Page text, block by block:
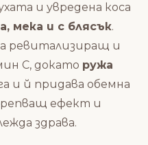
и увредена коса
мека и с блясък.
ревитализиращ и
С, докато ружа
и й придава обемна
ефект и
здрава.